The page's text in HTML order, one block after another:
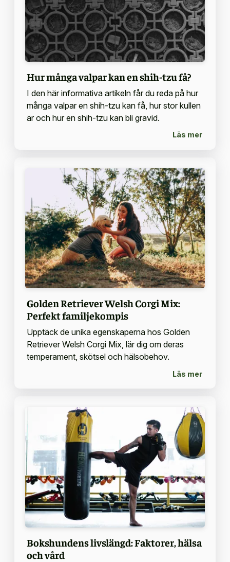
Hur många valpar kan en shih-tzu få?
I den här informativa artikeln får du reda på hur
många valpar en shih-tzu kan få, hur stor kullen
är och hur en shih-tzu kan bli gravid.
Läs mer
Golden Retriever Welsh Corgi Mix:
Perfekt familjekompis
Upptäck de unika egenskaperna hos Golden
Retriever Welsh Corgi Mix, lär dig om deras
temperament, skötsel och hälsobehov.
Läs mer
Bokshundens livslängd: Faktorer, hälsa
och vård